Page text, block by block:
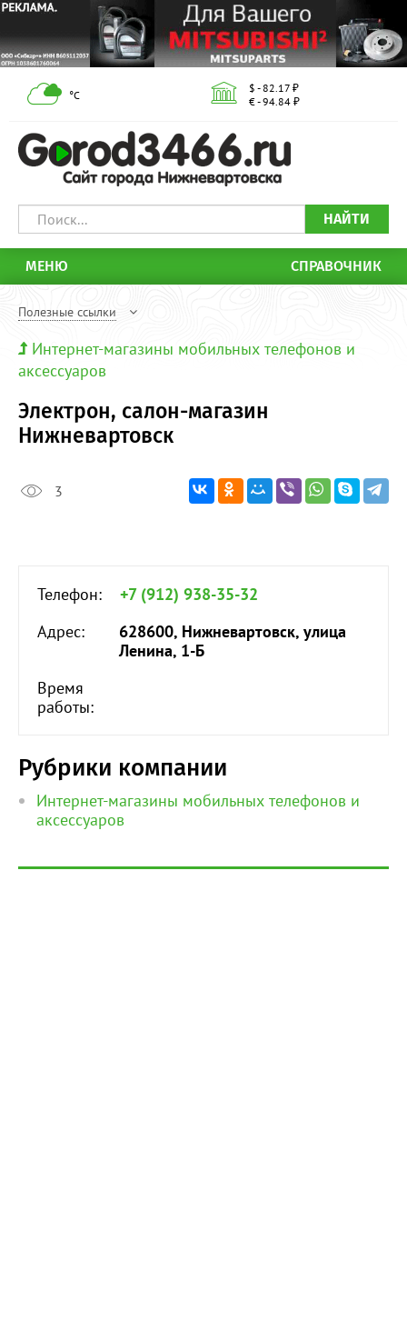
°С
$ - 82.17 ₽
€ - 94.84 ₽
НАЙТИ
МЕНЮ СПРАВОЧНИК
Полезные ссылки
Интернет-магазины мобильных телефонов и
аксессуаров
Электрон, салон-магазин
Нижневартовск
3
Телефон:
+7 (912) 938-35-32
Адрес:
628600, Нижневартовск, улица
Ленина, 1-Б
Время
работы:
Рубрики компании
Интернет-магазины мобильных телефонов и
аксессуаров